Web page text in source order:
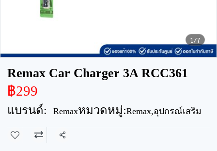
1/7
Remax Car Charger 3A RCC361
฿299
แบรนด์: Remaxหมวดหมู่:Remax,อุปกรณ์เสริม
แชร์